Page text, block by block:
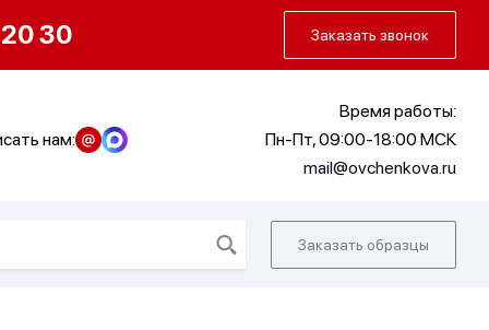
30 Заказать звонок
нам:
Время работы:
Пн-Пт, 09:00-18:00 МСК
mail@ovchenkova.ru
Заказать образцы